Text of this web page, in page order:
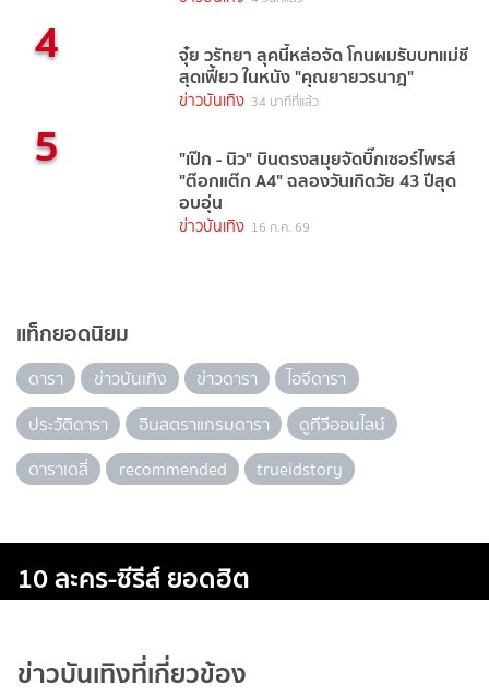
4 จุ๋ย วรัทยา ลุคนี้หล่อจัด โกนผมรับบทแม่ชี
สุดเฟี้ยว ในหนัง "คุณยายวรนาฎ"
ข่าวบันเทิง 34 นาทีที่แล้ว
5 "เป๊ก - นิว" บินตรงสมุยจัดบิ๊กเซอร์ไพรส์
"ต๊อกแต๊ก A4" ฉลองวันเกิดวัย 43 ปีสุด
อบอุ่น
ข่าวบันเทิง 16 ก.ค. 69
แท็กยอดนิยม
ดารา ข่าวบันเทิง ข่าวดารา
ไอจีดารา
ประวัติดารา
อินสตราแกรมดารา
ดูทีวีออนไลน์
ดาราเดลี่
recommended trueidstory
10 ละคร-ซีรีส์ ยอดฮิต
ข่าวบันเทิงที่เกี่ยวข้อง